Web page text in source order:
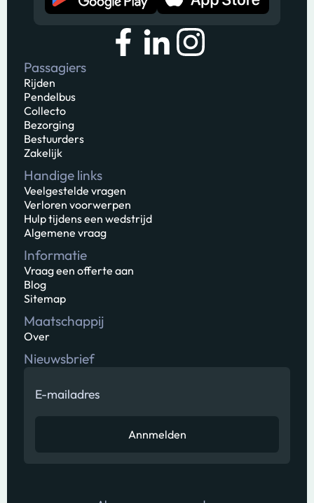
Passagiers
Rijden
Pendelbus
Collecto
Bezorging
Bestuurders
Zakelijk
Handige links
Veelgestelde vragen
Verloren voorwerpen
Hulp tijdens een wedstrijd
Algemene vraag
Informatie
Vraag een offerte aan
Blog
Sitemap
Maatschappij
Over
Nieuwsbrief